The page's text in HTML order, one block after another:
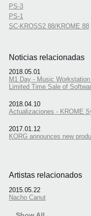
PS-3
PS-1
SC-KROSS2 88/KROME 88
Noticias relacionadas
2018.05.01
M1 Day - Music
Limited Time Sale of
2018.04.10
Actualizaciones - KROME
2017.01.12
KORG announces new
Artistas relacionados
2015.05.22
Nacho Canut